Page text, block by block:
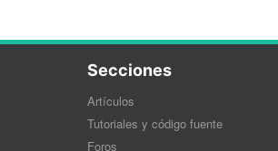
Secciones
Artículos
Tutoriales y código fuente
Foros